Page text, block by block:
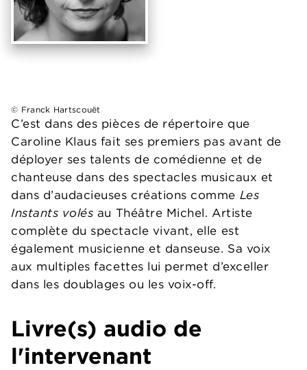
C’est dans des pièces de répertoire que
Caroline Klaus fait ses premiers pas avant de
déployer ses talents de comédienne et de
chanteuse dans des spectacles musicaux et
dans d’audacieuses créations comme Les
Instants volés au Théâtre Michel. Artiste
complète du spectacle vivant, elle est
également musicienne et danseuse. Sa voix
aux multiples facettes lui permet d’exceller
dans les doublages ou les voix-off.
© Franck Hartscouët
Livre(s) audio de
l'intervenant